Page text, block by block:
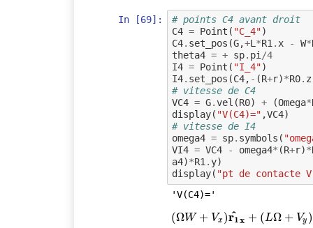
In [69]:
# points C4 avant droit
C4 = Point ( "C_4")
C4. set_pos (G,+L *R1 . x - W*
theta4 = + sp. pi /4
I4 = Point ( "I_4")
I4. set_pos (C4, - (R+r)*R0. z
# vitesse de C4
VC4 = G.vel (R0) + (Omega*
display( "V(C4)=" ,VC4)
# vitesse de I4
omega4 = sp. symbols (
VI4 = VC4 - omega4* (R+r)*
a4)*R1 . y)
display( "pt de contacte
'V(C4)='
(ΩW + Vx)r1
^ x + (LΩ + Vy )
(ΩW+Vx r1^x+(L Ω+ Vy)r1 ^y